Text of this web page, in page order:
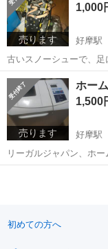
売ります
1,000
好摩駅
古いスノーシューで、
なってます。もらいも
ンチくらいのと50セン
岩手 盛岡市
売ります
ホー
1,500
好摩駅
リーガルジャパン、ホ
書はありません。
初めての方へ